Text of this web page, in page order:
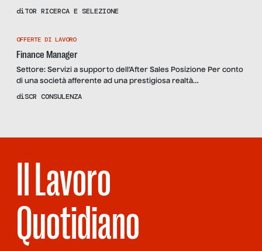
PROJECT MANAGER JUNIOR – Area organizzazione IT per una
inserita all’interno dell’ufficio organizzazione IT, riportando al
responsabile d’area, seguirà diversi progetti […]
diTOR RICERCA E SELEZIONE
OFFERTE DI LAVORO
Finance Manager
Settore: Servizi a supporto dell’After Sales Posizione Per conto
di una società afferente ad una prestigiosa realtà
multinazionale operante nella realizzazione di prodotti e servizi
cui affidare le attività di controllo di gestione e reporting. La […]
diSCR CONSULENZA
Il Lavoro
Quotidiano